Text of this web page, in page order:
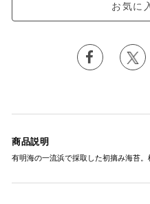
お気に
商品説明
有明海の一流浜で採取した初摘み海苔